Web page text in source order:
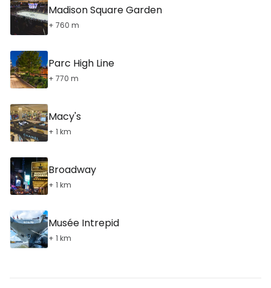
Madison Square Garden
+ 760 m
Parc High Line
+ 770 m
Macy's
+ 1 km
Broadway
+ 1 km
Musée Intrepid
+ 1 km